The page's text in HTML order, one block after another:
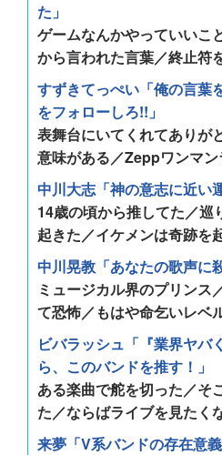
た」
ゲームなんかやっていいこ
から言われた言葉／終止符
すずきてっぺい「俺の言葉
をフォローしろ!!」
表舞台にいてくれてありが
意味がある／Zeppワンマン
中川大志「神の意志に近い
14歳の頃から推してた／巡
起きた／イケメンは奇跡を
中川晃教「あなたの歌声に
ミュージカル界のプリンス
て恐怖／もはや命乞いレベ
ビバラッシュ「『業界ヤバ
ら、このバンドを推す！」
ある楽曲で舵を切った／そ
た／ならばライブを見たく
来夢「V系バンドの存在意